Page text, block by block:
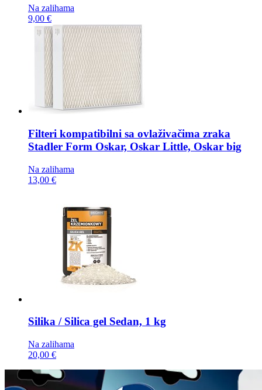
Na zalihama
9,00 €
Filteri kompatibilni sa ovlaživačima zraka
Stadler Form Oskar, Oskar Little, Oskar big
Na zalihama
13,00 €
Silika / Silica gel Sedan, 1 kg
Na zalihama
20,00 €